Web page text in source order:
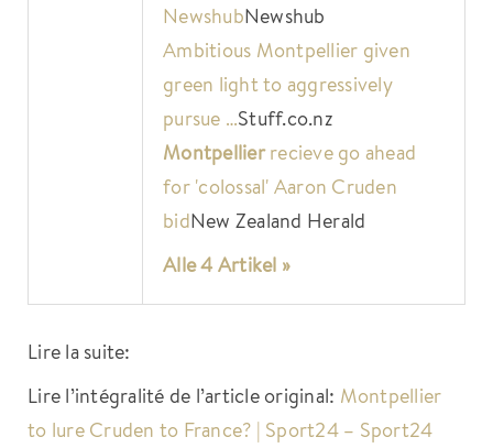
NewshubNewshub
Ambitious Montpellier given
green light to aggressively
pursue …Stuff.co.nz
Montpellierrecieve go ahead
for 'colossal' Aaron Cruden
bidNew Zealand Herald
Alle 4 Artikel »
Lire la suite:
Lire l’intégralité de l’article original: Montpellier
to lure Cruden to France? | Sport24 – Sport24